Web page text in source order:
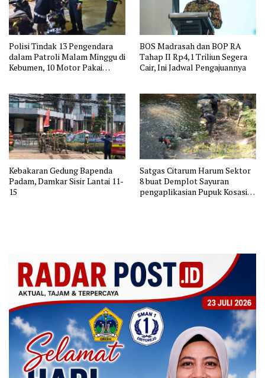
Polisi Tindak 13 Pengendara
dalam Patroli Malam Minggu di
Kebumen, 10 Motor Pakai
BOS Madrasah dan BOP RA
Tahap II Rp4,1 Triliun Segera
Cair, Ini Jadwal Pengajuannya
Kebakaran Gedung Bapenda
Padam, Damkar Sisir Lantai 11-
15
Satgas Citarum Harum Sektor
8 buat Demplot Sayuran
pengaplikasian Pupuk Kosasih